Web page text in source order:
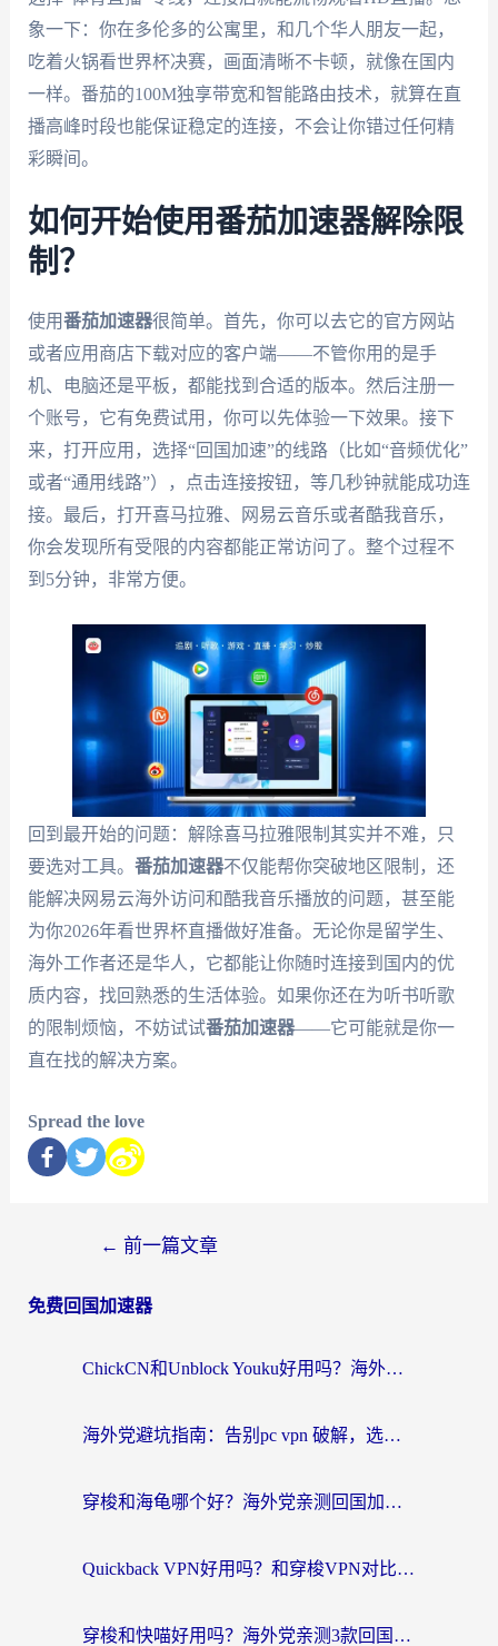
象一下：你在多伦多的公寓里，和几个华人朋友一起，
吃着火锅看世界杯决赛，画面清晰不卡顿，就像在国内
一样。番茄的100M独享带宽和智能路由技术，就算在直
播高峰时段也能保证稳定的连接，不会让你错过任何精
彩瞬间。
如何开始使用番茄加速器解除限
制？
使用番茄加速器很简单。首先，你可以去它的官方网站
或者应用商店下载对应的客户端——不管你用的是手
机、电脑还是平板，都能找到合适的版本。然后注册一
个账号，它有免费试用，你可以先体验一下效果。接下
来，打开应用，选择“回国加速”的线路（比如“音频优化”
或者“通用线路”），点击连接按钮，等几秒钟就能成功连
接。最后，打开喜马拉雅、网易云音乐或者酷我音乐，
你会发现所有受限的内容都能正常访问了。整个过程不
到5分钟，非常方便。
回到最开始的问题：解除喜马拉雅限制其实并不难，只
要选对工具。 番茄加速器不仅能帮你突破地区限制，还
能解决网易云海外访问和酷我音乐播放的问题，甚至能
为你2026年看世界杯直播做好准备。无论你是留学生、
海外工作者还是华人，它都能让你随时连接到国内的优
质内容，找回熟悉的生活体验。如果你还在为听书听歌
的限制烦恼，不妨试试番茄加速器——它可能就是你一
直在找的解决方案。
Spread the love
← 前一篇文章
免费回国加速器
ChickCN和Unblock Youku好用吗？海外党亲测3款回国加速器，附iOS免费选择指南
海外党避坑指南：告别pc vpn 破解，选对回国加速器轻松访问国内资源
穿梭和海龟哪个好？海外党亲测回国加速器，附电脑免费VPN推荐
Quickback VPN好用吗？和穿梭VPN对比哪个回国效果更好？海外党必看的真实测评与选择指南
穿梭和快喵好用吗？海外党亲测3款回国加速器，附日本回国VPN避坑指南